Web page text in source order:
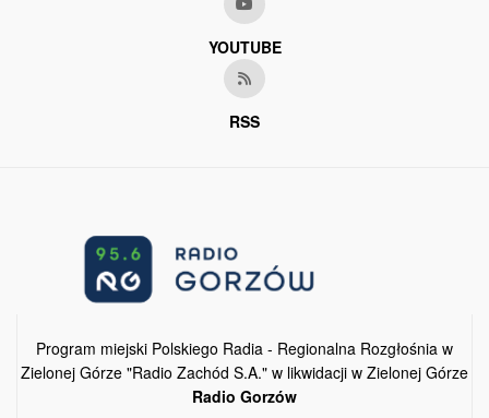
YOUTUBE
RSS
Program miejski Polskiego Radia - Regionalna Rozgłośnia w
Zielonej Górze "Radio Zachód S.A." w likwidacji w Zielonej Górze
Radio Gorzów